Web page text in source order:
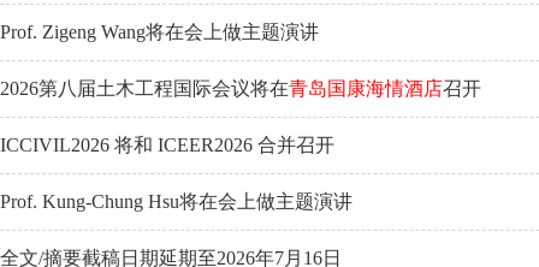
Prof. Zigeng Wang将在会上做主题演讲
2026第八届土木工程国际会议将在青岛国康海情酒店召开
ICCIVIL2026 将和 ICEER2026 合并召开
Prof. Kung-Chung Hsu将在会上做主题演讲
全文/摘要截稿日期延期至2026年7月16日